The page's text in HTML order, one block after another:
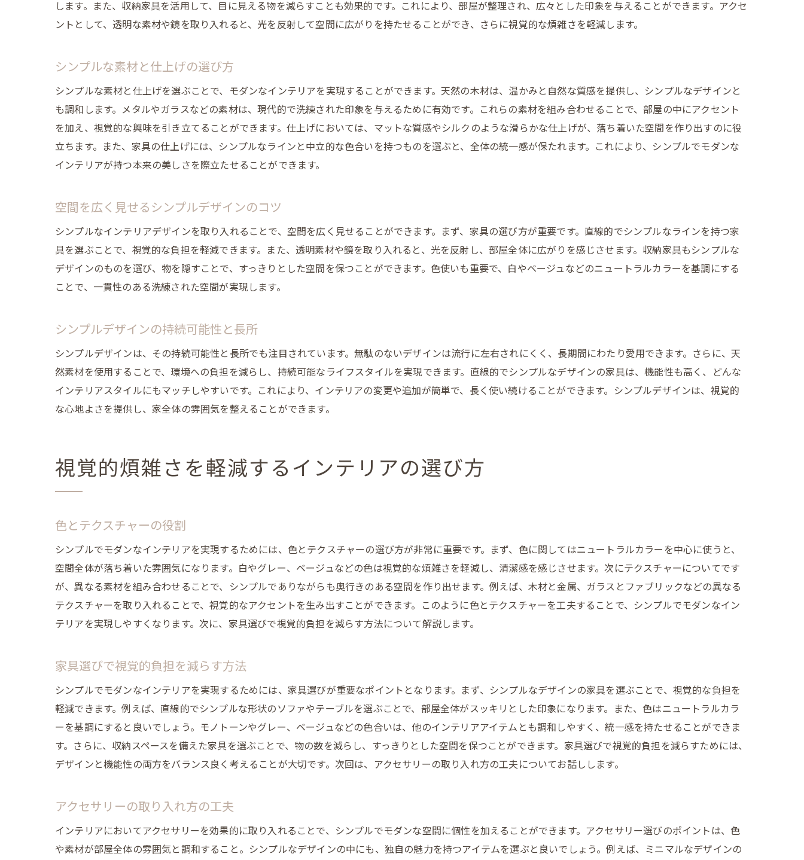
経済的にも優れたシンプル家具の選び方
グリーンインテリアで自然を取り入れる
テキスタイルの使い方で季節感を演出
ユニークなデコレーションアイテムの効果
快適な睡眠環境を整えるインテリア
温かみを感じさせる素材の選び方
心地よい空間を作る照明の取り入れ方
シンプルさとモダンさの調和
素材の選び方で実現するモダン空間
シンプルデザインの家具とアクセサリーの組み合わせ
モダンアートの取り入れ方
トレンドとクラシックのバランス
インテリアの基礎から学ぶシンプルでモダンな空間作り
初心者でもできるシンプルデザインの実践法
空間設計の基本と応用
インテリアスタイルのバリエーション
します。また、収納家具を活用して、目に見える物を減らすことも効果的です。これにより、部屋が整理され、広々とした印象を与えることができます。アクセ
ントとして、透明な素材や鏡を取り入れると、光を反射して空間に広がりを持たせることができ、さらに視覚的な煩雑さを軽減します。
シンプルな素材と仕上げの選び方
シンプルな素材と仕上げを選ぶことで、モダンなインテリアを実現することができます。天然の木材は、温かみと自然な質感を提供し、シンプルなデザインと
も調和します。メタルやガラスなどの素材は、現代的で洗練された印象を与えるために有効です。これらの素材を組み合わせることで、部屋の中にアクセント
を加え、視覚的な興味を引き立てることができます。仕上げにおいては、マットな質感やシルクのような滑らかな仕上げが、落ち着いた空間を作り出すのに役
立ちます。また、家具の仕上げには、シンプルなラインと中立的な色合いを持つものを選ぶと、全体の統一感が保たれます。これにより、シンプルでモダンな
インテリアが持つ本来の美しさを際立たせることができます。
空間を広く見せるシンプルデザインのコツ
シンプルなインテリアデザインを取り入れることで、空間を広く見せることができます。まず、家具の選び方が重要です。直線的でシンプルなラインを持つ家
具を選ぶことで、視覚的な負担を軽減できます。また、透明素材や鏡を取り入れると、光を反射し、部屋全体に広がりを感じさせます。収納家具もシンプルな
デザインのものを選び、物を隠すことで、すっきりとした空間を保つことができます。色使いも重要で、白やベージュなどのニュートラルカラーを基調にする
ことで、一貫性のある洗練された空間が実現します。
シンプルデザインの持続可能性と長所
シンプルデザインは、その持続可能性と長所でも注目されています。無駄のないデザインは流行に左右されにくく、長期間にわたり愛用できます。さらに、天
然素材を使用することで、環境への負担を減らし、持続可能なライフスタイルを実現できます。直線的でシンプルなデザインの家具は、機能性も高く、どんな
インテリアスタイルにもマッチしやすいです。これにより、インテリアの変更や追加が簡単で、長く使い続けることができます。シンプルデザインは、視覚的
な心地よさを提供し、家全体の雰囲気を整えることができます。
視覚的煩雑さを軽減するインテリアの選び方
色とテクスチャーの役割
シンプルでモダンなインテリアを実現するためには、色とテクスチャーの選び方が非常に重要です。まず、色に関してはニュートラルカラーを中心に使うと、
空間全体が落ち着いた雰囲気になります。白やグレー、ベージュなどの色は視覚的な煩雑さを軽減し、清潔感を感じさせます。次にテクスチャーについてです
が、異なる素材を組み合わせることで、シンプルでありながらも奥行きのある空間を作り出せます。例えば、木材と金属、ガラスとファブリックなどの異なる
テクスチャーを取り入れることで、視覚的なアクセントを生み出すことができます。このように色とテクスチャーを工夫することで、シンプルでモダンなイン
テリアを実現しやすくなります。次に、家具選びで視覚的負担を減らす方法について解説します。
家具選びで視覚的負担を減らす方法
シンプルでモダンなインテリアを実現するためには、家具選びが重要なポイントとなります。まず、シンプルなデザインの家具を選ぶことで、視覚的な負担を
軽減できます。例えば、直線的でシンプルな形状のソファやテーブルを選ぶことで、部屋全体がスッキリとした印象になります。また、色はニュートラルカラ
ーを基調にすると良いでしょう。モノトーンやグレー、ベージュなどの色合いは、他のインテリアアイテムとも調和しやすく、統一感を持たせることができま
す。さらに、収納スペースを備えた家具を選ぶことで、物の数を減らし、すっきりとした空間を保つことができます。家具選びで視覚的負担を減らすためには、
デザインと機能性の両方をバランス良く考えることが大切です。次回は、アクセサリーの取り入れ方の工夫についてお話しします。
アクセサリーの取り入れ方の工夫
インテリアにおいてアクセサリーを効果的に取り入れることで、シンプルでモダンな空間に個性を加えることができます。アクセサリー選びのポイントは、色
や素材が部屋全体の雰囲気と調和すること。シンプルなデザインの中にも、独自の魅力を持つアイテムを選ぶと良いでしょう。例えば、ミニマルなデザインの